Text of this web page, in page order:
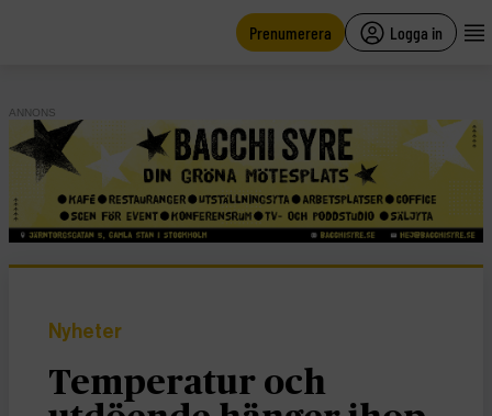
Prenumerera Logga in
ANNONS
Nyheter
Temperatur och